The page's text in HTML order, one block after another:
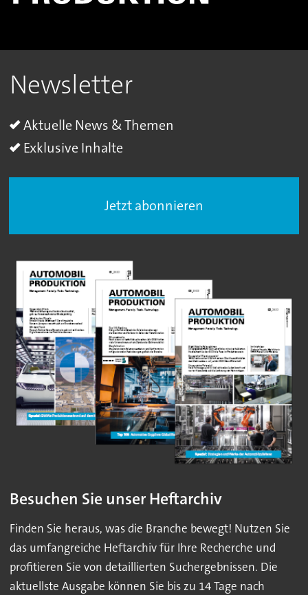
Newsletter
Aktuelle News & Themen
Exklusive Inhalte
Jetzt abonnieren
Besuchen Sie unser Heftarchiv
Finden Sie heraus, was die Branche bewegt! Nutzen Sie
das umfangreiche Heftarchiv für Ihre Recherche und
profitieren Sie von detaillierten Suchergebnissen. Die
aktuellste Ausgabe können Sie bis zu 14 Tage nach